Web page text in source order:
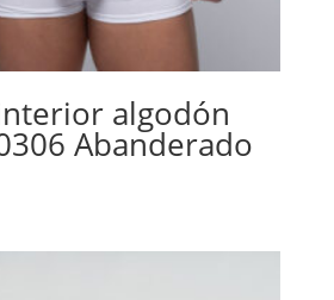
algodón
Abanderado